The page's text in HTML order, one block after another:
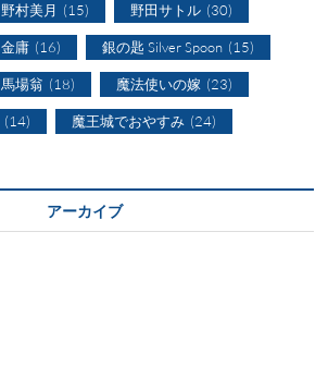
野村美月 (15) 野田サトル (30)
金庸 (16) 銀の匙 Silver Spoon (15)
馬場翁 (18) 魔法使いの嫁 (23)
(14) 魔王城でおやすみ (24)
アーカイブ